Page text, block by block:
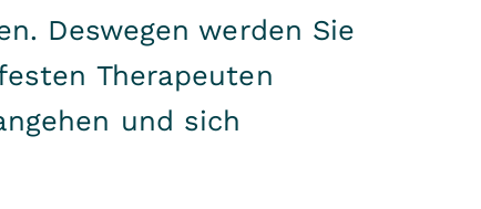
Deswegen werden Sie
Therapeuten
und sich